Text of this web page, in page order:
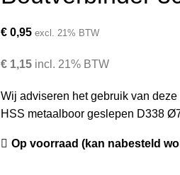
€ 0,95 excl. 21% BTW
€ 1,15 incl. 21% BTW
Wij adviseren het gebruik van deze
HSS metaalboor geslepen D338
Op voorraad (kan nabesteld